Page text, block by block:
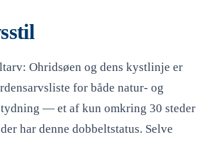
Ohridsøen og dens kystlinje er
for både natur- og
— et af kun omkring 30 steder
har denne dobbeltstatus. Selve